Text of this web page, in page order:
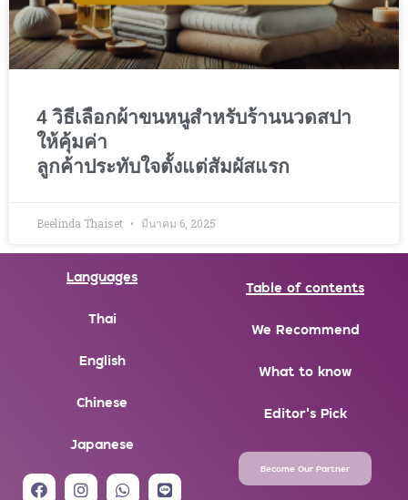
4 วิธีเลือกผ้าขนหนูสำหรับร้านนวดสปา
ให้คุ้มค่า
ลูกค้าประทับใจตั้งแต่สัมผัสแรก
Beelinda Thaiset มีนาคม 6, 2025
Languages
Thai
English
Chinese
Japanese
F
a
I
n
W
h
L
i
Table of contents
We Recommend
What to know
Editor's Pick
Become Our Partner